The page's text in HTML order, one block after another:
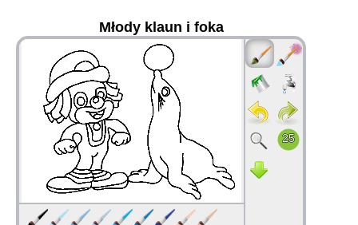
Młody klaun i foka